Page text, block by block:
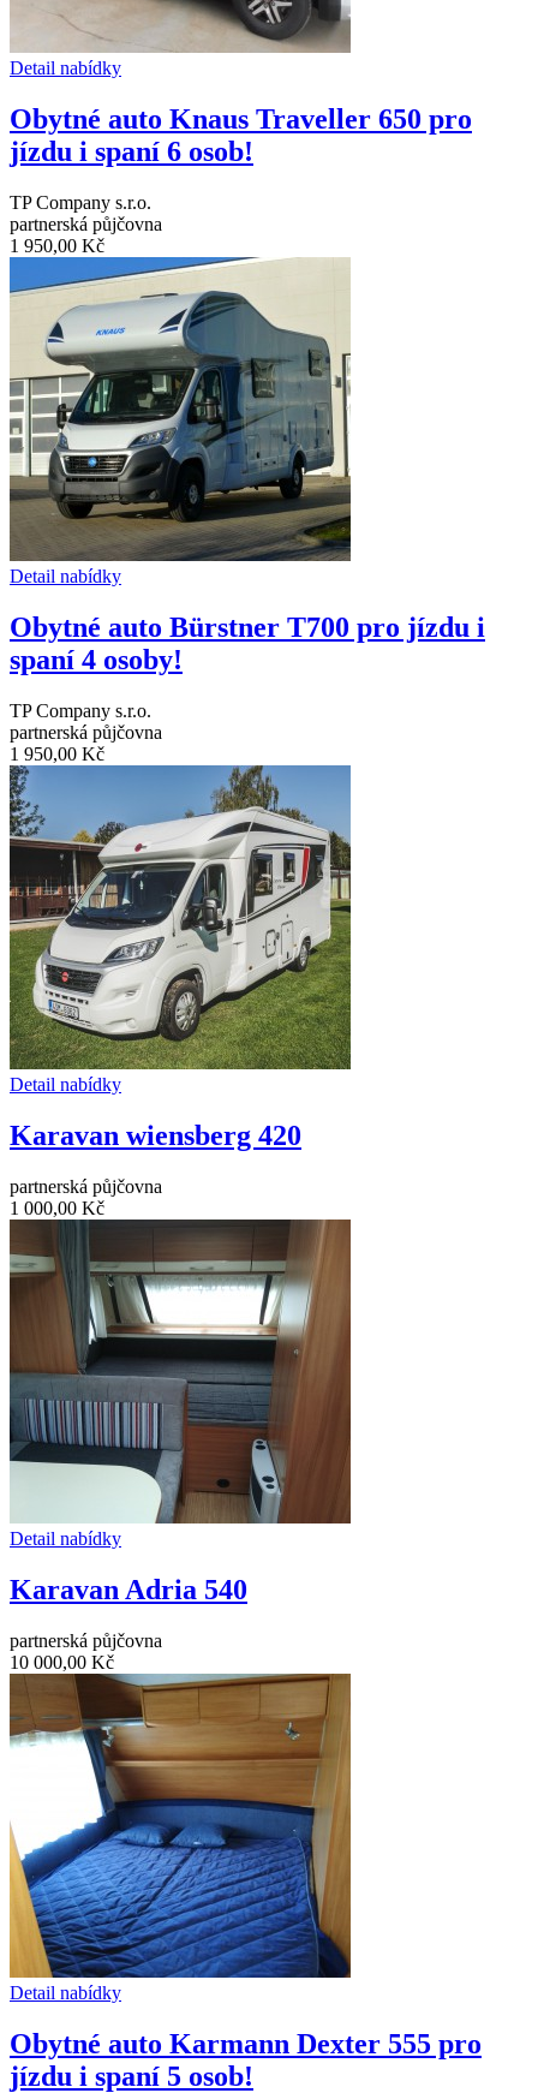
Detail nabídky
Obytné auto Knaus Traveller 650 pro
jízdu i spaní 6 osob!
TP Company s.r.o.
partnerská půjčovna
1 950,00 Kč
Detail nabídky
Obytné auto Bürstner T700 pro jízdu i
spaní 4 osoby!
TP Company s.r.o.
partnerská půjčovna
1 950,00 Kč
Detail nabídky
Karavan wiensberg 420
partnerská půjčovna
1 000,00 Kč
Detail nabídky
Karavan Adria 540
partnerská půjčovna
10 000,00 Kč
Detail nabídky
Obytné auto Karmann Dexter 555 pro
jízdu i spaní 5 osob!